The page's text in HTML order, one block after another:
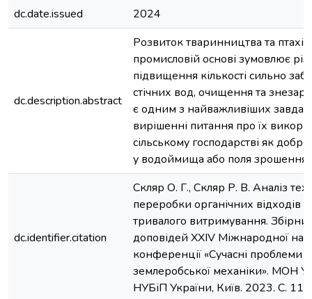
dc.date.issued
2024
dc.description.abstract
Розвиток тваринництва та
промисловій основі зумовлює
підвищення кількості сильно
стічних вод, очищення та
є одним з найважливіших
вирішенні питання про їх
сільському господарстві як
у водоймища або поля зрошення.
dc.identifier.citation
Скляр О. Г., Скляр Р. В. Аналіз
переробки органічних відходів
тривалого витримування.
доповідей XХІV Міжнародної
конференції «Сучасні проблеми
землеробської механіки». МОН
НУБіП України, Київ. 2023. С.